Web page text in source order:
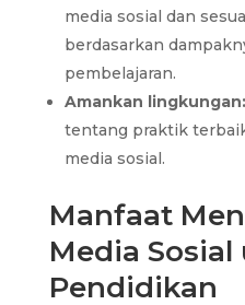
media sosial dan
berdasarkan
pembelajaran.
Amankan lingkungan:
tentang praktik
media sosial.
Manfaat
Media
Pendidikan